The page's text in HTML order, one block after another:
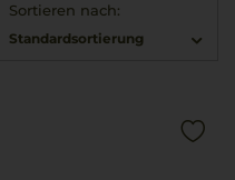
Sortieren nach:
Standardsortierung